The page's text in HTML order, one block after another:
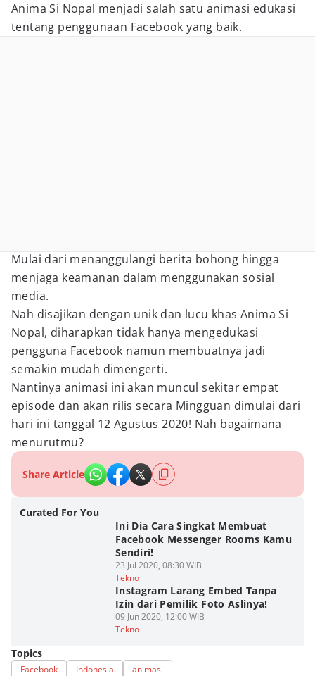
Anima Si Nopal menjadi salah satu animasi edukasi
tentang penggunaan Facebook yang baik.
Mulai dari menanggulangi berita bohong hingga
menjaga keamanan dalam menggunakan sosial
media.
Nah disajikan dengan unik dan lucu khas Anima Si
Nopal, diharapkan tidak hanya mengedukasi
pengguna Facebook namun membuatnya jadi
semakin mudah dimengerti.
Nantinya animasi ini akan muncul sekitar empat
episode dan akan rilis secara Mingguan dimulai dari
hari ini tanggal 12 Agustus 2020! Nah bagaimana
menurutmu?
Share Article
Curated For You
Ini Dia Cara Singkat Membuat
Facebook Messenger Rooms Kamu
Sendiri!
23 Jul 2020, 08:30 WIB
Tekno
Instagram Larang Embed Tanpa
Izin dari Pemilik Foto Aslinya!
09 Jun 2020, 12:00 WIB
Tekno
Topics
Facebook Indonesia animasi